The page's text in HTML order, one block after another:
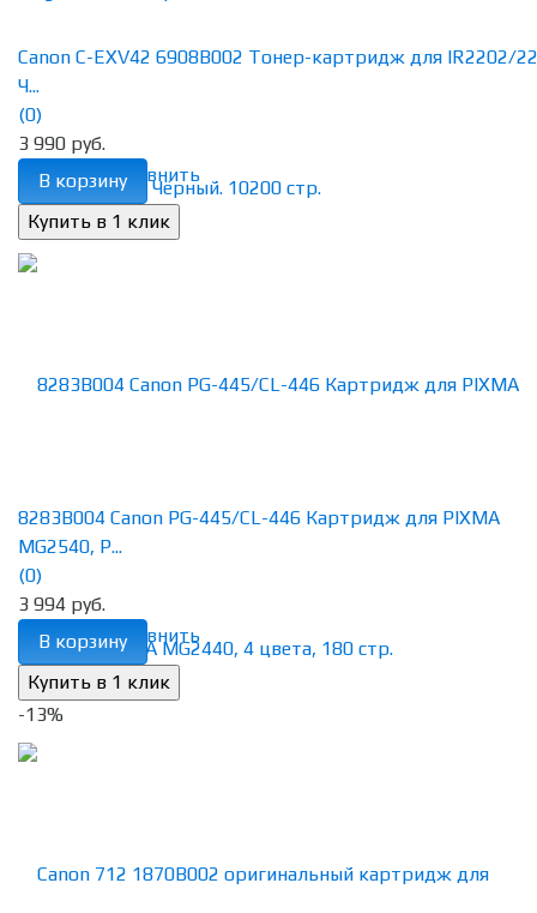
избранное сравнить
Canon C-EXV42 6908B002 Тонер-картридж для IR2202/
Ч...
(0)
3 990 руб.
В корзину
избранное сравнить
8283B004 Canon PG-445/CL-446 Картридж для PIXMA
MG2540, P...
(0)
3 994 руб.
В корзину
-13%